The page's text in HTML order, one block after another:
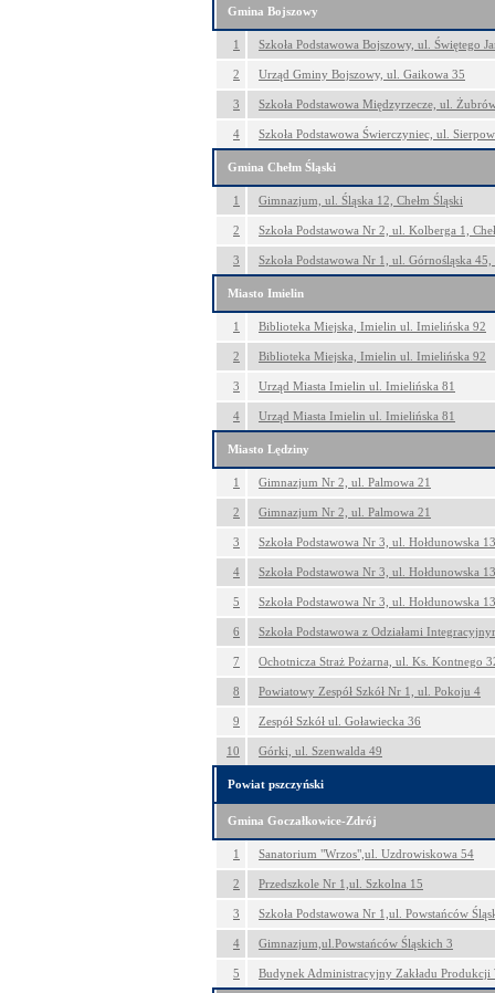
Gmina Bojszowy
1 Szkoła Podstawowa Bojszowy, ul. Świętego
2 Urząd Gminy Bojszowy, ul. Gaikowa 35
3 Szkoła Podstawowa Międzyrzecze, ul.
4 Szkoła Podstawowa Świerczyniec, ul.
Gmina Chełm Śląski
1 Gimnazjum, ul. Śląska 12, Chełm Śląski
2 Szkoła Podstawowa Nr 2, ul. Kolberga 1,
3 Szkoła Podstawowa Nr 1, ul. Górnośląska 45,
Miasto Imielin
1 Biblioteka Miejska, Imielin ul. Imielińska 92
2 Biblioteka Miejska, Imielin ul. Imielińska 92
3 Urząd Miasta Imielin ul. Imielińska 81
4 Urząd Miasta Imielin ul. Imielińska 81
Miasto Lędziny
1 Gimnazjum Nr 2, ul. Palmowa 21
2 Gimnazjum Nr 2, ul. Palmowa 21
3 Szkoła Podstawowa Nr 3, ul. Hołdunowska 13
4 Szkoła Podstawowa Nr 3, ul. Hołdunowska 13
5 Szkoła Podstawowa Nr 3, ul. Hołdunowska 13
6 Szkoła Podstawowa z Odziałami
7 Ochotnicza Straż Pożarna, ul. Ks. Kontnego
8 Powiatowy Zespół Szkół Nr 1, ul. Pokoju 4
9 Zespół Szkół ul. Goławiecka 36
10 Górki, ul. Szenwalda 49
Powiat pszczyński
Gmina Goczałkowice-Zdrój
1 Sanatorium "Wrzos",ul. Uzdrowiskowa 54
2 Przedszkole Nr 1,ul. Szkolna 15
3 Szkoła Podstawowa Nr 1,ul. Powstańców
4 Gimnazjum,ul.Powstańców Śląskich 3
5 Budynek Administracyjny Zakładu Produkcji